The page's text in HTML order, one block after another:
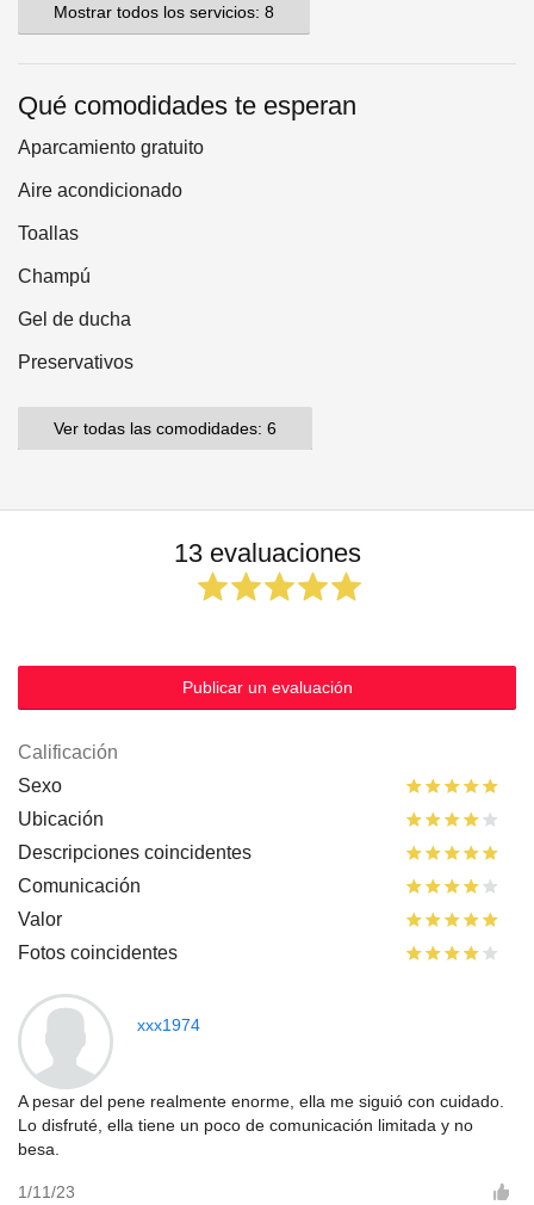
Mostrar todos los servicios: 8
Qué comodidades te esperan
Aparcamiento gratuito
Aire acondicionado
Toallas
Champú
Gel de ducha
Preservativos
Ver todas las comodidades: 6
13 evaluaciones
Publicar un evaluación
Calificación
Sexo
Ubicación
Descripciones coincidentes
Comunicación
Valor
Fotos coincidentes
xxx1974
A pesar del pene realmente enorme, ella me siguió con cuidado.
Lo disfruté, ella tiene un poco de comunicación limitada y no
besa.
1/11/23